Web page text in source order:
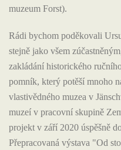
muzeum Forst).
Rádi bychom poděkovali
stejně jako všem
zakládání historického
pomník, který potěší mnoho
vlastivědného muzea v
muzeí v pracovní skupině
projekt v září 2020 úspěšně
Přepracovaná výstava "Od